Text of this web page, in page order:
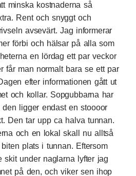
minska kostnaderna så
Rent och snyggt och
avsevärt. Jag informerar
förbi och hälsar på alla som
en lördag ett par veckor
får man normalt bara se ett par
efter informationen gått ut
och kollar. Sopgubbarna har
ligger endast en stoooor
Den tar upp ca halva tunnan.
och en lokal skall nu alltså
plats i tunnan. Eftersom
skit under naglarna lyfter jag
på den, och viker sen ihop